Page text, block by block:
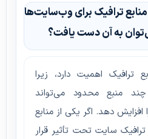
ترافیک برای وب‌سایت‌ها
به آن دست یافت؟
ترافیک اهمیت دارد، زیرا
منبع محدود می‌تواند
دهد. اگر یکی از منابع
سایت تحت تأثیر قرار